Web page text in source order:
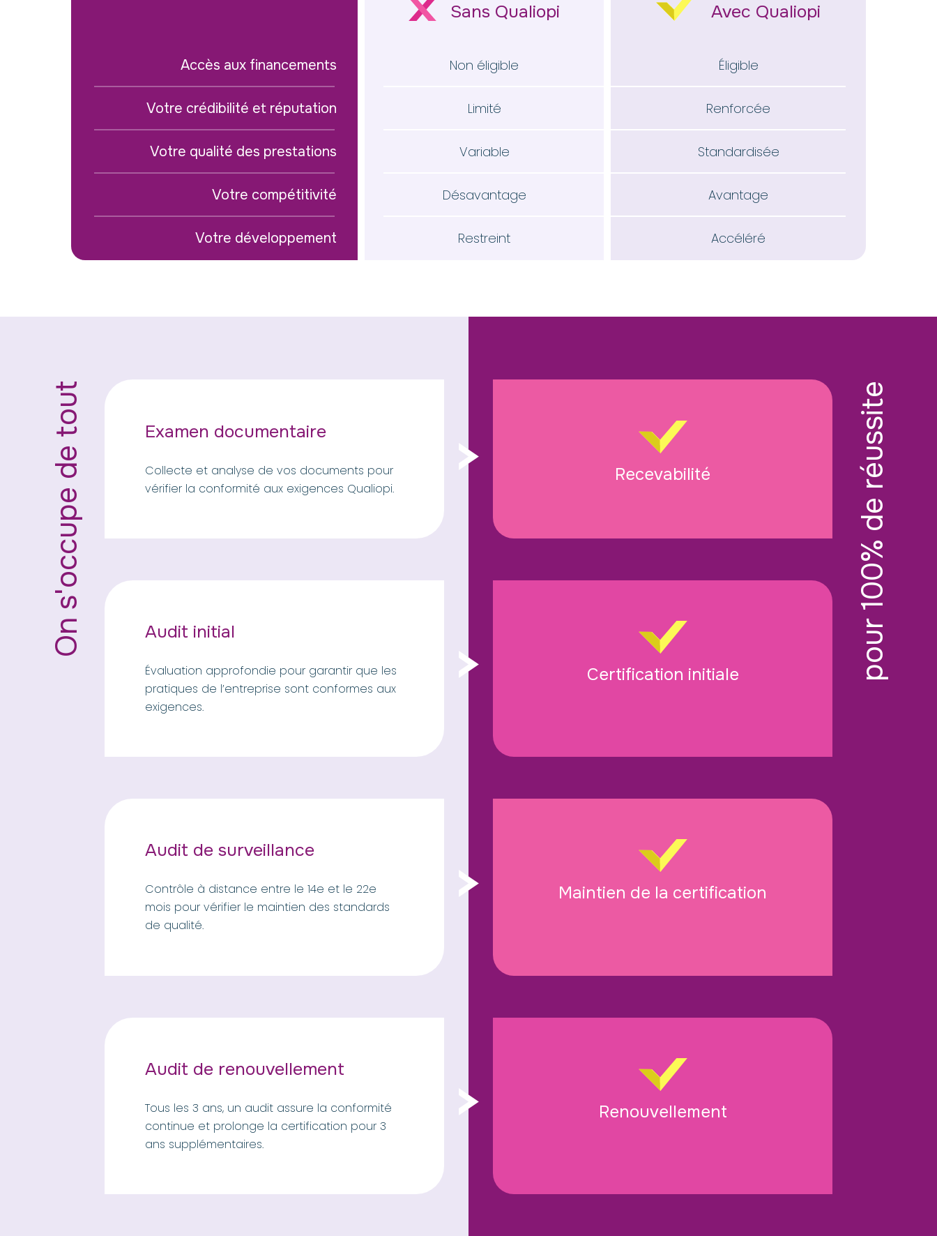
Sans Qualiopi Avec Qualiopi
Accès aux financements Non éligible Éligible
Votre crédibilité et réputation Limité Renforcée
Votre qualité des prestations Variable Standardisée
Votre compétitivité Désavantage Avantage
Votre développement Restreint Accéléré
Examen documentaire
Collecte et analyse de vos documents pour
vérifier la conformité aux exigences Qualiopi.
Recevabilité
Audit initial
Évaluation approfondie pour garantir que les
pratiques de l’entreprise sont conformes aux
exigences.
Certification initiale
Audit de surveillance
Contrôle à distance entre le 14e et le 22e
mois pour vérifier le maintien des standards
de qualité.
Maintien de la certification
Audit de renouvellement
Tous les 3 ans, un audit assure la conformité
continue et prolonge la certification pour 3
ans supplémentaires.
Renouvellement